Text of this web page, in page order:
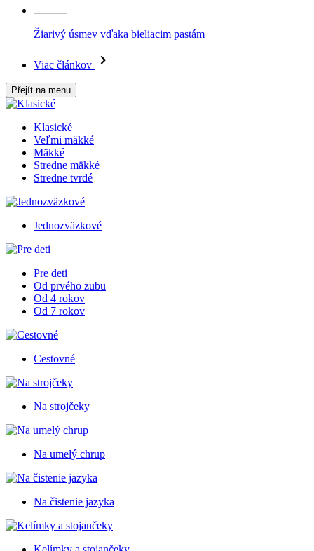
Žiarivý úsmev vďaka bieliacim pastám
Viac článkov
Přejít na menu
Klasické
Veľmi mäkké
Mäkké
Stredne mäkké
Stredne tvrdé
Jednozväzkové
Pre deti
Od prvého zubu
Od 4 rokov
Od 7 rokov
Cestovné
Na strojčeky
Na umelý chrup
Na čistenie jazyka